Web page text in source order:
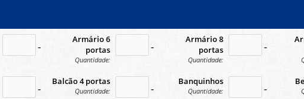
no-icon
Armário 6
portas
Quantidade:
no-icon
Armário 8
portas
Quantidade:
no-
no-icon
Balcão 4 portas
Quantidade: no-icon
Banquinhos
Quantidade: no-